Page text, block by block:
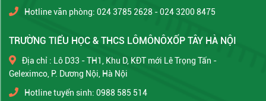
Hotline văn phòng: 024 3785 2628 - 024 3200 8475
TRƯỜNG TIỂU HỌC & THCS LÔMÔNÔXỐP TÂY HÀ NỘI
Địa chỉ : Lô D33 - TH1, Khu D, KĐT mới Lê Trọng Tấn -
Geleximco, P. Dương Nội, Hà Nội
Hotline tuyển sinh: 0988 585 514